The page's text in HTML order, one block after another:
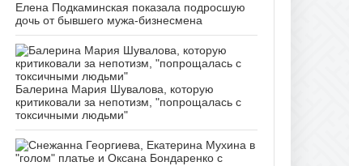
Елена Подкаминская показала подросшую
дочь от бывшего мужа-бизнесмена
Балерина Мария Шувалова, которую
критиковали за непотизм, "попрощалась с
токсичными людьми"